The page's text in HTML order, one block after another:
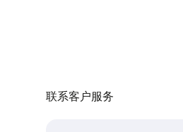
联系客户服务